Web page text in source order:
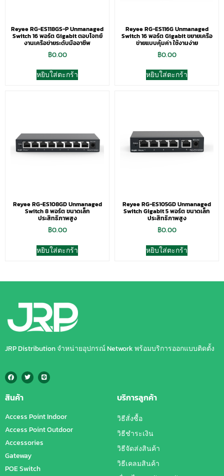
Reyee RG-ES118GS-P Unmanaged
Switch 16 พอร์ต Gigabit ตอบโจทย์
งานเครือข่ายระดับมืออาชีพ
฿0.00
หยิบใส่ตะกร้า
Reyee RG-ES116G Unmanaged
Switch 16 พอร์ต Gigabit ขยายเครือ
ข่ายแบบคุ้มค่า ใช้งานง่าย
฿0.00
หยิบใส่ตะกร้า
Reyee RG-ES108GD Unmanaged
Switch 8 พอร์ต ขนาดเล็ก
ประสิทธิภาพสูง
฿0.00
หยิบใส่ตะกร้า
Reyee RG-ES105GD Unmanaged
Switch Gigabit 5 พอร์ต ขนาดเล็ก
ประสิทธิภาพสูง
฿0.00
หยิบใส่ตะกร้า
JRP Distribution จำหน่ายอุปกรณ์ Network พร้อมบริการออกแบบติดตั้ง
สินค้า
Access Point Indoor
Access Point Outdoor
Accessories
Gateway
POE Switch
บริการลูกค้า
วิธีสั่งซื้อ
วิธีชำระเงิน
วิธีจัดส่งสินค้า
วิธีเคลมสินค้า